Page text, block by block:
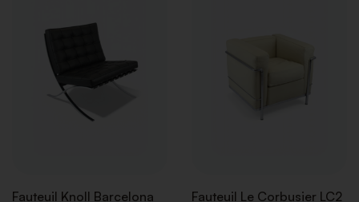
Fauteuil Knoll Barcelona
Fauteuil Le Corbusier LC2